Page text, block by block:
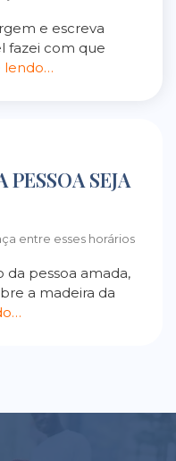
e escreva
fazei com que
lendo…
PESSOA SEJA
entre esses horários
pessoa amada,
a madeira da